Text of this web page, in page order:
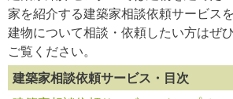
家を紹介する建築家相談依頼サービス
建物について相談・依頼したい方はぜ
ご覧ください。
建築家相談依頼サービス・目次